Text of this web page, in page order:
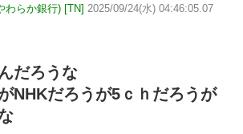
わらか銀行) [TN] 2025/09/24(水) 04:46:05.07
だろうな
NHKだろうが5ｃｈだろうが